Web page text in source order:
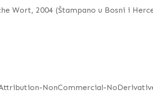
Wort, 2004 (Štampano u Bosni i
NonCommercial-